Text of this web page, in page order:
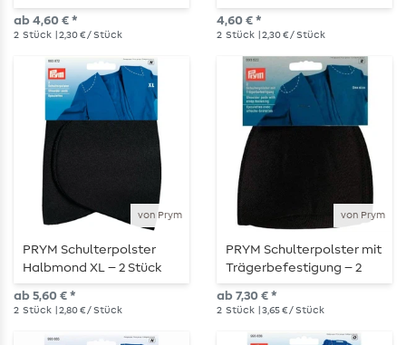
ab 4,60 € *
2 Stück | 2,30 € / Stück
weiß – 2 Stück
4,60 € *
2 Stück | 2,30 € / Stück
von Prym
PRYM Schulterpolster
Halbmond XL – 2 Stück
ab 5,60 € *
2 Stück | 2,80 € / Stück
von Prym
PRYM Schulterpolster mit
Trägerbefestigung – 2
Stück
ab 7,30 € *
2 Stück | 3,65 € / Stück